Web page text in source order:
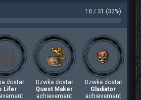
10 / 31 (32%)
dostał
Lifer
Dzwka dostał
Quest Maker
achievement
Dzwka dostał
Gladiator
achievement